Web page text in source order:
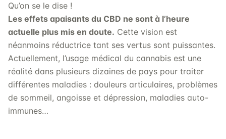
Qu’on se le dise !
Les effets apaisants du CBD ne sont à l’heure
actuelle plus mis en doute. Cette vision est
néanmoins réductrice tant ses vertus sont puissantes.
Actuellement, l’usage médical du cannabis est une
réalité dans plusieurs dizaines de pays pour traiter
différentes maladies : douleurs articulaires, problèmes
de sommeil, angoisse et dépression, maladies auto-
immunes…